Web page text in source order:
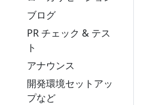
ブログ
PR チェック & テス
ト
アナウンス
開発環境セットアッ
プなど